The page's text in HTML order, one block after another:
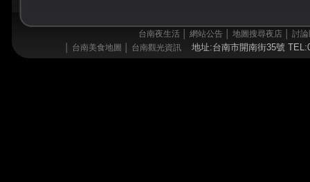
台南夜生活│ 網站公告│ 地圖搜尋夜店│ 討論
台南美食地圖 台南觀光資訊 地址:台南市開南街35號